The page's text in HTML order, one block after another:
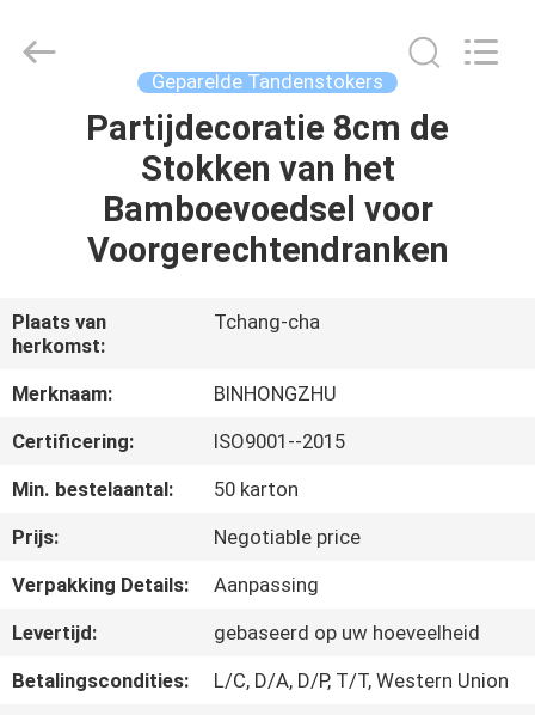
PRODUCTEN
ONGEVEER
ONS
FABRIEKSREIS
KWALITEITSCONTROLE
CONTACTEER
ONS
NIEUWS
Export
Geparelde Tandenstokers
Partijdecoratie 8cm de
Stokken van het
Bamboevoedsel voor
Voorgerechtendranken
Plaats van
herkomst:
Tchang-cha
Merknaam:
BINHONGZHU
Certificering:
ISO9001--2015
Min. bestelaantal:
50 karton
Prijs:
Negotiable price
Verpakking Details:
Aanpassing
Levertijd:
gebaseerd op uw hoeveelheid
Betalingscondities:
L/C, D/A, D/P, T/T, Western Union